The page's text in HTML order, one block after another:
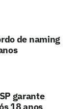
de naming
garante